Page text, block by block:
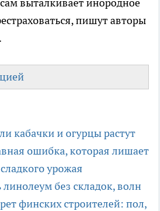
пишут авторы
.
кабачки и огурцы растут
ошибка, которая лишает
урожая
без складок, волн
финских строителей: пол,